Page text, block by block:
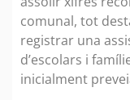
comunal, tot
registrar una
d’escolars i
inicialment